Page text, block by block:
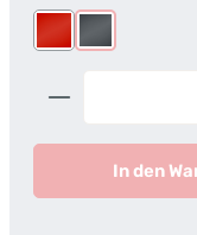
Rot Schiefer
Produkt
In den